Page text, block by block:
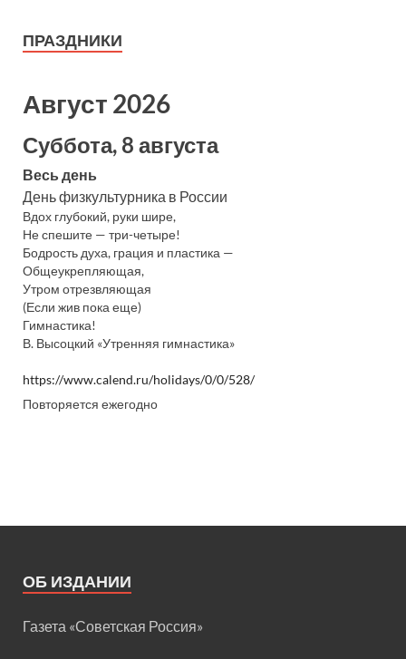
ПРАЗДНИКИ
Август 2026
Суббота, 8 августа
Весь день
День физкультурника в России
Вдох глубокий, руки шире,
Не спешите — три-четыре!
Бодрость духа, грация и пластика —
Общеукрепляющая,
Утром отрезвляющая
(Если жив пока еще)
Гимнастика!
В. Высоцкий «Утренняя гимнастика»
https://www.calend.ru/holidays/0/0/528/
Повторяется ежегодно
ОБ ИЗДАНИИ
Газета «Советская Россия»